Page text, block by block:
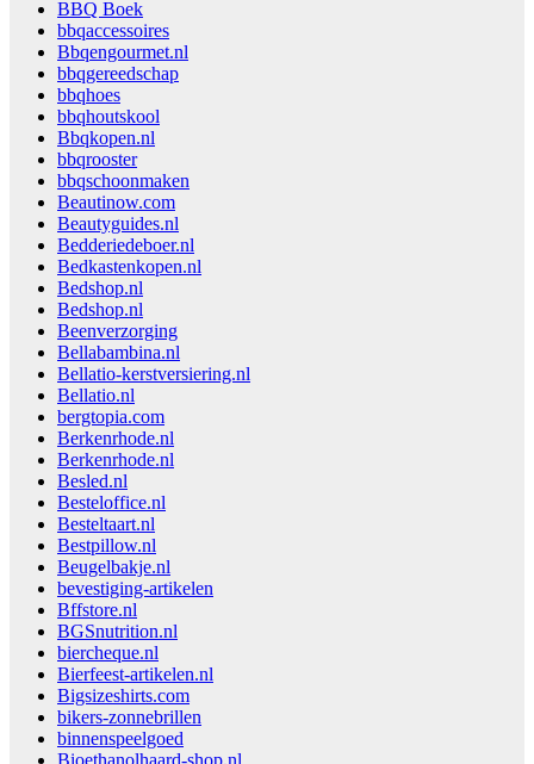
BBQ Boek
bbqaccessoires
Bbqengourmet.nl
bbqgereedschap
bbqhoes
bbqhoutskool
Bbqkopen.nl
bbqrooster
bbqschoonmaken
Beautinow.com
Beautyguides.nl
Bedderiedeboer.nl
Bedkastenkopen.nl
Bedshop.nl
Bedshop.nl
Beenverzorging
Bellabambina.nl
Bellatio-kerstversiering.nl
Bellatio.nl
bergtopia.com
Berkenrhode.nl
Berkenrhode.nl
Besled.nl
Besteloffice.nl
Besteltaart.nl
Bestpillow.nl
Beugelbakje.nl
bevestiging-artikelen
Bffstore.nl
BGSnutrition.nl
biercheque.nl
Bierfeest-artikelen.nl
Bigsizeshirts.com
bikers-zonnebrillen
binnenspeelgoed
Bioethanolhaard-shop.nl